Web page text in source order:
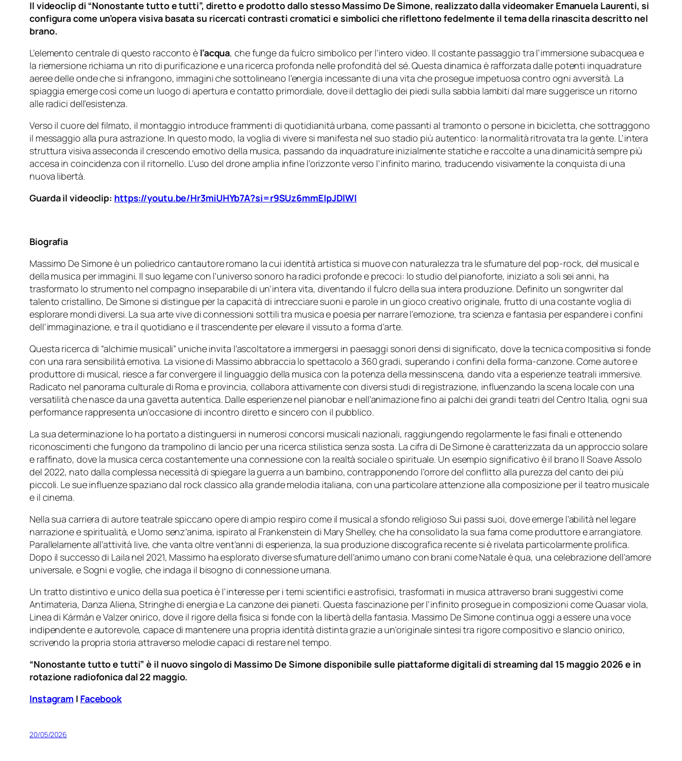
Il videoclip di “Nonostante tutto e tutti”, diretto e prodotto dallo stesso Massimo De Simone, realizzato dalla videomaker Emanuela Laurenti, si
configura come un’opera visiva basata su ricercati contrasti cromatici e simbolici che riflettono fedelmente il tema della rinascita descritto nel
brano.
L’elemento centrale di questo racconto è l’acqua, che funge da fulcro simbolico per l’intero video. Il costante passaggio tra l’immersione subacquea e
la riemersione richiama un rito di purificazione e una ricerca profonda nelle profondità del sé. Questa dinamica è rafforzata dalle potenti inquadrature
aeree delle onde che si infrangono, immagini che sottolineano l’energia incessante di una vita che prosegue impetuosa contro ogni avversità. La
spiaggia emerge così come un luogo di apertura e contatto primordiale, dove il dettaglio dei piedi sulla sabbia lambiti dal mare suggerisce un ritorno
alle radici dell’esistenza.
Verso il cuore del filmato, il montaggio introduce frammenti di quotidianità urbana, come passanti al tramonto o persone in bicicletta, che sottraggono
il messaggio alla pura astrazione. In questo modo, la voglia di vivere si manifesta nel suo stadio più autentico: la normalità ritrovata tra la gente. L’intera
struttura visiva asseconda il crescendo emotivo della musica, passando da inquadrature inizialmente statiche e raccolte a una dinamicità sempre più
accesa in coincidenza con il ritornello. L’uso del drone amplia infine l’orizzonte verso l’infinito marino, traducendo visivamente la conquista di una
nuova libertà.
Guarda il videoclip: https://youtu.be/Hr3miUHYb7A?si=r9SUz6mmEIpJDlWl
Biografia
Massimo De Simone è un poliedrico cantautore romano la cui identità artistica si muove con naturalezza tra le sfumature del pop-rock, del musical e
della musica per immagini. Il suo legame con l’universo sonoro ha radici profonde e precoci: lo studio del pianoforte, iniziato a soli sei anni, ha
trasformato lo strumento nel compagno inseparabile di un’intera vita, diventando il fulcro della sua intera produzione. Definito un songwriter dal
talento cristallino, De Simone si distingue per la capacità di intrecciare suoni e parole in un gioco creativo originale, frutto di una costante voglia di
esplorare mondi diversi. La sua arte vive di connessioni sottili tra musica e poesia per narrare l’emozione, tra scienza e fantasia per espandere i confini
dell’immaginazione, e tra il quotidiano e il trascendente per elevare il vissuto a forma d’arte.
Questa ricerca di “alchimie musicali” uniche invita l’ascoltatore a immergersi in paesaggi sonori densi di significato, dove la tecnica compositiva si fonde
con una rara sensibilità emotiva. La visione di Massimo abbraccia lo spettacolo a 360 gradi, superando i confini della forma-canzone. Come autore e
produttore di musical, riesce a far convergere il linguaggio della musica con la potenza della messinscena, dando vita a esperienze teatrali immersive.
Radicato nel panorama culturale di Roma e provincia, collabora attivamente con diversi studi di registrazione, influenzando la scena locale con una
versatilità che nasce da una gavetta autentica. Dalle esperienze nel pianobar e nell’animazione fino ai palchi dei grandi teatri del Centro Italia, ogni sua
performance rappresenta un’occasione di incontro diretto e sincero con il pubblico.
La sua determinazione lo ha portato a distinguersi in numerosi concorsi musicali nazionali, raggiungendo regolarmente le fasi finali e ottenendo
riconoscimenti che fungono da trampolino di lancio per una ricerca stilistica senza sosta. La cifra di De Simone è caratterizzata da un approccio solare
e raffinato, dove la musica cerca costantemente una connessione con la realtà sociale o spirituale. Un esempio significativo è il brano Il Soave Assolo
del 2022, nato dalla complessa necessità di spiegare la guerra a un bambino, contrapponendo l’orrore del conflitto alla purezza del canto dei più
piccoli. Le sue influenze spaziano dal rock classico alla grande melodia italiana, con una particolare attenzione alla composizione per il teatro musicale
e il cinema.
Nella sua carriera di autore teatrale spiccano opere di ampio respiro come il musical a sfondo religioso Sui passi suoi, dove emerge l’abilità nel legare
narrazione e spiritualità, e Uomo senz’anima, ispirato al Frankenstein di Mary Shelley, che ha consolidato la sua fama come produttore e arrangiatore.
Parallelamente all’attività live, che vanta oltre vent’anni di esperienza, la sua produzione discografica recente si è rivelata particolarmente prolifica.
Dopo il successo di Laila nel 2021, Massimo ha esplorato diverse sfumature dell’animo umano con brani comeNatale è qua, una celebrazione dell’amore
universale, eSogni e voglie, che indaga il bisogno di connessione umana.
Un tratto distintivo e unico della sua poetica è l’interesse per i temi scientifici e astrofisici, trasformati in musica attraverso brani suggestivi come
Antimateria, Danza Aliena,Stringhe di energiae La canzone dei pianeti. Questa fascinazione per l’infinito prosegue in composizioni comeQuasar viola,
Linea di KármáneValzer onirico, dove il rigore della fisica si fonde con la libertà della fantasia. Massimo De Simone continua oggi a essere una voce
indipendente e autorevole, capace di mantenere una propria identità distinta grazie a un’originale sintesi tra rigore compositivo e slancio onirico,
scrivendo la propria storia attraverso melodie capaci di restare nel tempo.
“Nonostante tutto e tutti” è il nuovo singolo di Massimo De Simone disponibile sulle piattaforme digitali di streaming dal 15 maggio 2026 e in
rotazione radiofonica dal 22 maggio.
Instagram | Facebook
20/05/2026